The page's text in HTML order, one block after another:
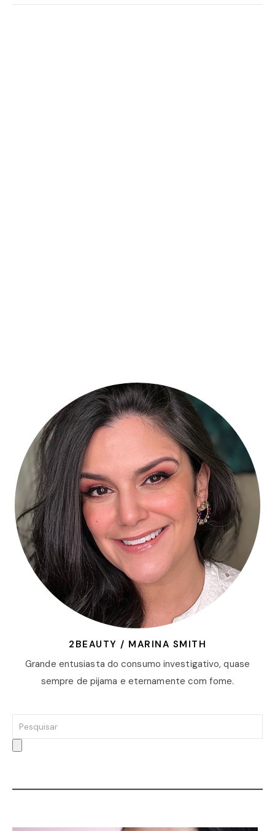
2BEAUTY / MARINA SMITH
Grande entusiasta do consumo investigativo, quase
sempre de pijama e eternamente com fome.